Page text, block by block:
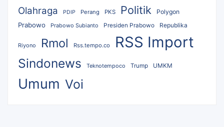
Olahraga PDIP Perang PKS Politik Polygon
Prabowo Prabowo Subianto Presiden Prabowo Republika
Riyono Rmol Rss.tempo.co RSS Import
Sindonews Teknotempoco Trump UMKM
Umum Voi